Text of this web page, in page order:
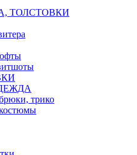
ТОЛСТОВКИ
трико